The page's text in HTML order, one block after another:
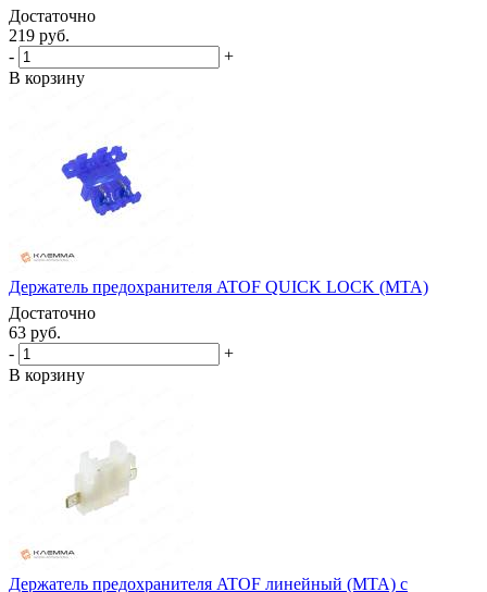
Достаточно
219 руб.
-
+
В корзину
Держатель предохранителя ATOF QUICK LOCK (MTA)
Достаточно
63 руб.
-
+
В корзину
Держатель предохранителя ATOF линейный (MTA) с